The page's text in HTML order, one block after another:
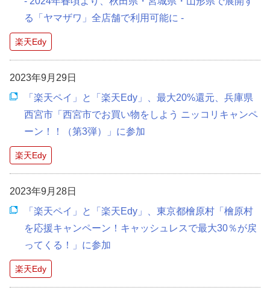
る「ヤマザワ」全店舗で利用可能に -
楽天Edy
2023年9月29日
「楽天ペイ」と「楽天Edy」、最大20%還元、兵庫県
西宮市「西宮市でお買い物をしよう ニッコリキャンペ
ーン！！（第3弾）」に参加
楽天Edy
2023年9月28日
「楽天ペイ」と「楽天Edy」、東京都檜原村「檜原村
を応援キャンペーン！キャッシュレスで最大30％が戻
ってくる！」に参加
楽天Edy